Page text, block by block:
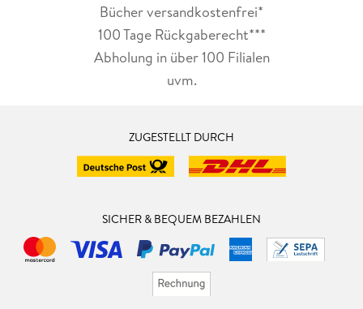
Bücher versandkostenfrei*
100 Tage Rückgaberecht***
Abholung in über 100 Filialen
uvm.
ZUGESTELLT DURCH
SICHER & BEQUEM BEZAHLEN